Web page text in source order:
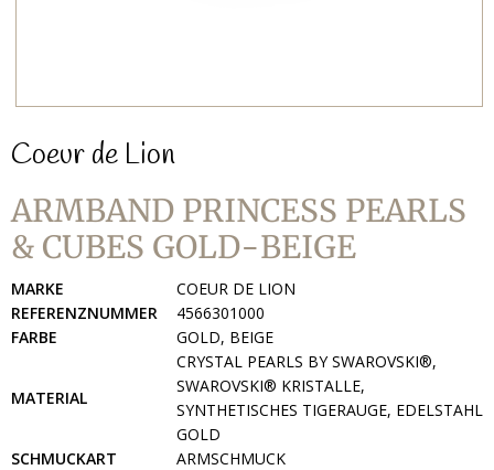
Coeur de Lion
ARMBAND PRINCESS PEARLS
& CUBES GOLD-BEIGE
MARKE
COEUR DE LION
REFERENZNUMMER
4566301000
FARBE
GOLD, BEIGE
MATERIAL
CRYSTAL PEARLS BY SWAROVSKI®,
SWAROVSKI® KRISTALLE,
SYNTHETISCHES TIGERAUGE, EDELSTAHL
GOLD
SCHMUCKART
ARMSCHMUCK